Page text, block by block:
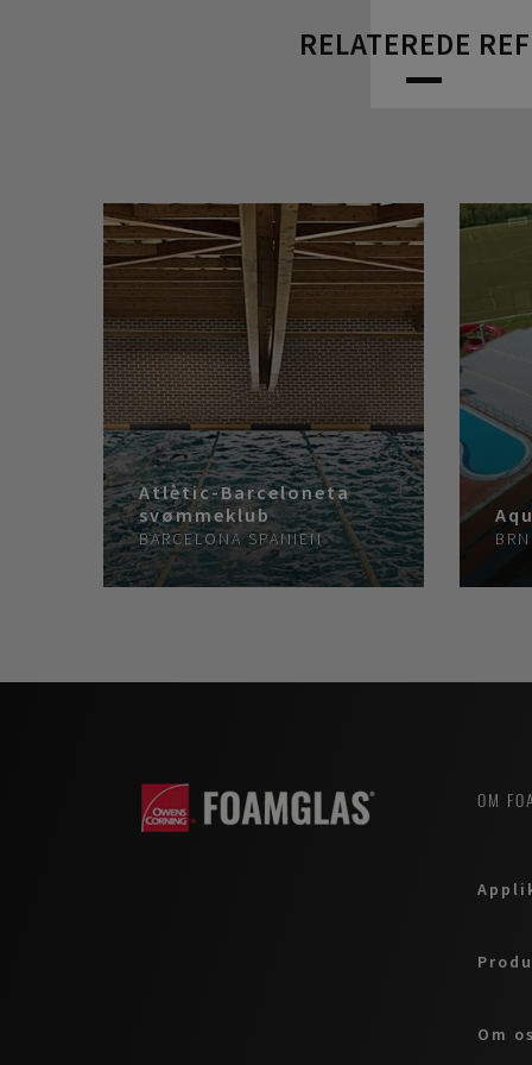
RELATEREDE
Atlètic-Barceloneta
svømmeklub
BARCELONA SPANIEN
OM
Om